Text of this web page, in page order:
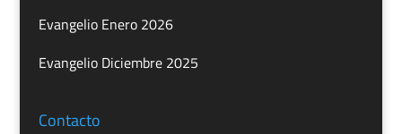
Evangelio Enero 2026
Evangelio Diciembre 2025
Contacto